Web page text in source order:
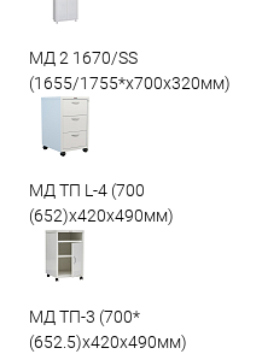
МД 2 1670/SS
(1655/1755*x700x320мм)
МД ТП L-4 (700
(652)x420x490мм)
МД ТП-3 (700*
(652.5)x420x490мм)